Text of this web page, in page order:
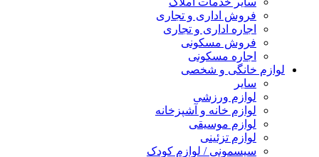
فروش اداری و تجاری
اجاره اداری و تجاری
فروش مسکونی
اجاره مسکونی
لوازم خانگی و شخصی
سایر
لوازم ورزشی
لوازم خانه و آشپزخانه
لوازم موسیقی
لوازم تزئینی
سیسمونی / لوازم کودک